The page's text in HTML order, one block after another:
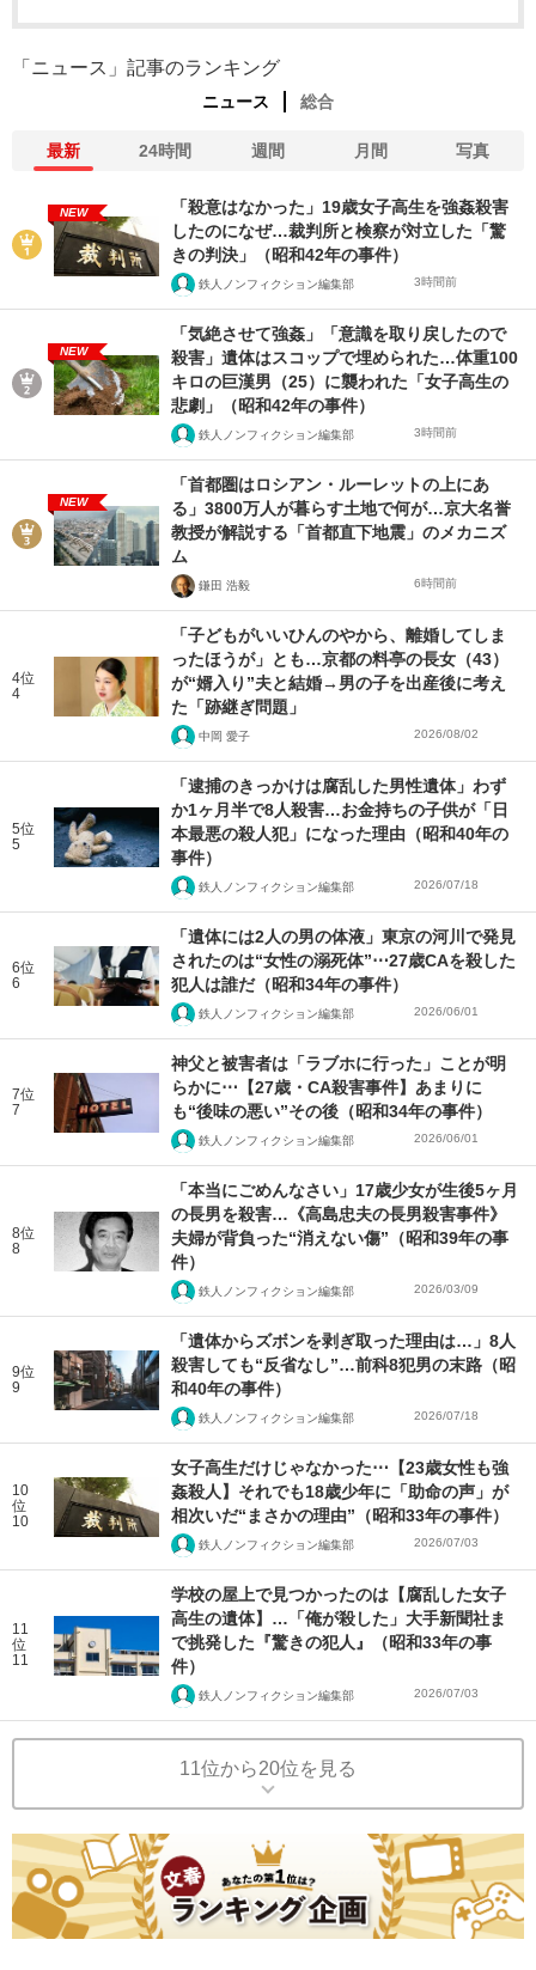
「ニュース」記事のランキング
ニュース 総合
最新 24時間 週間 月間 写真
NEW
「殺意はなかった」19歳女子高生を強姦殺害
したのになぜ…裁判所と検察が対立した「驚
きの判決」（昭和42年の事件）
鉄人ノンフィクション編集部 3時間前
NEW
「気絶させて強姦」「意識を取り戻したので
殺害」遺体はスコップで埋められた…体重100
キロの巨漢男（25）に襲われた「女子高生の
悲劇」（昭和42年の事件）
鉄人ノンフィクション編集部 3時間前
NEW
「首都圏はロシアン・ルーレットの上にあ
る」3800万人が暮らす土地で何が…京大名誉
教授が解説する「首都直下地震」のメカニズ
ム
鎌田 浩毅 6時間前
4位
4
「子どもがいいひんのやから、離婚してしま
ったほうが」とも…京都の料亭の長女（43）
が“婿入り”夫と結婚→男の子を出産後に考え
た「跡継ぎ問題」
中岡 愛子 2026/08/02
5位
5
「逮捕のきっかけは腐乱した男性遺体」わず
か1ヶ月半で8人殺害…お金持ちの子供が「日
本最悪の殺人犯」になった理由（昭和40年の
事件）
鉄人ノンフィクション編集部 2026/07/18
6位
6
「遺体には2人の男の体液」東京の河川で発見
されたのは“女性の溺死体”⋯27歳CAを殺した
犯人は誰だ（昭和34年の事件）
鉄人ノンフィクション編集部 2026/06/01
7位
7
神父と被害者は「ラブホに行った」ことが明
らかに⋯【27歳・CA殺害事件】あまりに
も“後味の悪い”その後（昭和34年の事件）
鉄人ノンフィクション編集部 2026/06/01
8位
8
「本当にごめんなさい」17歳少女が生後5ヶ月
の長男を殺害…《高島忠夫の長男殺害事件》
夫婦が背負った“消えない傷”（昭和39年の事
件）
鉄人ノンフィクション編集部 2026/03/09
9位
9
「遺体からズボンを剥ぎ取った理由は…」8人
殺害しても“反省なし”…前科8犯男の末路（昭
和40年の事件）
鉄人ノンフィクション編集部 2026/07/18
10
位
10
女子高生だけじゃなかった⋯【23歳女性も強
姦殺人】それでも18歳少年に「助命の声」が
相次いだ“まさかの理由”（昭和33年の事件）
鉄人ノンフィクション編集部 2026/07/03
11
位
11
学校の屋上で見つかったのは【腐乱した女子
高生の遺体】…「俺が殺した」大手新聞社ま
で挑発した『驚きの犯人』（昭和33年の事
件）
鉄人ノンフィクション編集部 2026/07/03
11位から20位を見る